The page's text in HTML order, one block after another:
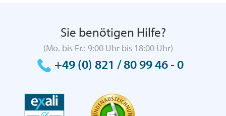
Sie benötigen Hilfe?
(Mo. bis Fr.: 9:00 Uhr bis 18:00 Uhr)
+49 (0) 821 / 80 99 46 - 0